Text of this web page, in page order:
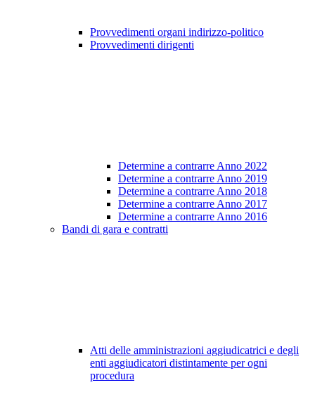
Provvedimenti organi indirizzo-politico
Provvedimenti dirigenti
Determine a contrarre Anno 2022
Determine a contrarre Anno 2019
Determine a contrarre Anno 2018
Determine a contrarre Anno 2017
Determine a contrarre Anno 2016
Bandi di gara e contratti
Atti delle amministrazioni aggiudicatrici e degli
enti aggiudicatori distintamente per ogni
procedura